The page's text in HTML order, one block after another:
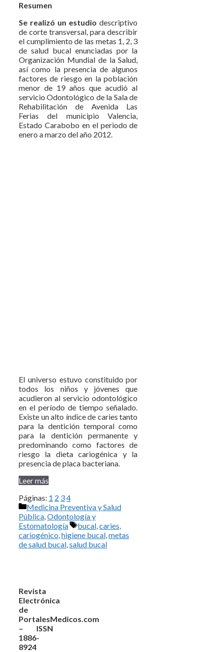
Resumen
Se realizó un estudio descriptivo
de corte transversal, para describir
el cumplimiento de las metas 1, 2, 3
de salud bucal enunciadas por la
Organización Mundial de la Salud,
así como la presencia de algunos
factores de riesgo en la población
menor de 19 años que acudió al
servicio Odontológico de la Sala de
Rehabilitación de Avenida Las
Ferias del municipio Valencia,
Estado Carabobo en el periodo de
enero a marzo del año 2012.
El universo estuvo constituido por
todos los niños y jóvenes que
acudieron al servicio odontológico
en el período de tiempo señalado.
Existe un alto índice de caries tanto
para la dentición temporal como
para la dentición permanente y
predominando como factores de
riesgo la dieta cariogénica y la
presencia de placa bacteriana.
Leer más
Páginas: 1 2 34
Categorías
Medicina Preventiva y Salud
Pública,Odontología y
Estomatología
Etiquetas
bucal,caries,
cariogénico,higiene bucal,metas
de salud bucal,salud bucal
Revista
Electrónica
de
PortalesMedicos.com
– ISSN
1886-
8924